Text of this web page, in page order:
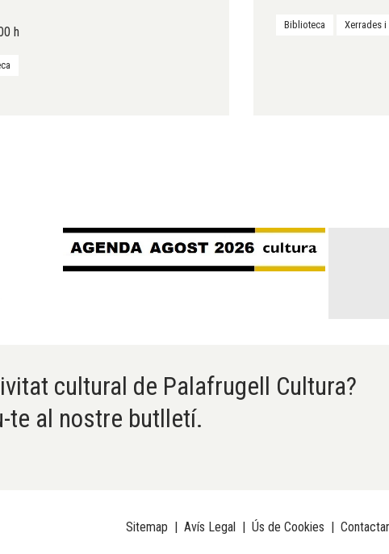
h Biblioteca Xerrades
cultural de Palafrugell Cultura?
te al nostre butlletí.
Sitemap | Avís Legal | Ús de Cookies | Contactar